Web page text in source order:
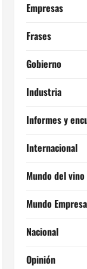
Empresas
Frases
Gobierno
Industria
Informes y
Internacional
Mundo del vino
Mundo
Nacional
Opinión